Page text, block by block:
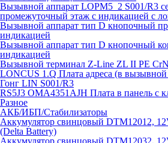
Вызывной аппарат LOPM5_2 S001/R3
промежуточный этаж с индикацией с
Вызывной аппарат тип D кнопочный
индикацией
Вызывной аппарат тип D кнопочный
индикацией
Вызывной терминал Z-Line ZL II PE
LONCUS 1.Q Плата адреса (в
Гонг LIN S001/R3
RS5J3 OMA4351AJH Плата в панель с
Разное
АКБ/ИБП/Стабилизаторы
Аккумулятор свинцовый DTM12012,
(Delta Battery)
Аккумулятор свинцовый DTM12032,